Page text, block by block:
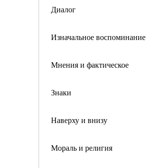
Диалог
Изначальное воспоминание
Мнения и фактическое
Знаки
Наверху и внизу
Мораль и религия